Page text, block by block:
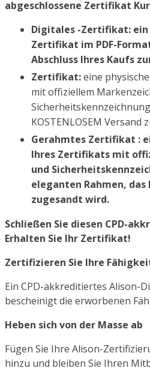
abgeschlossene Zertifikat
Digitales -Zertifikat:
Zertifikat im PDF-
Abschluss Ihres Kaufs
Zertifikat:eine
mit offiziellem
KOSTENLOSEM Versand
Gerahmtes Zertifikat :
Ihres Zertifikats mit
und
eleganten Rahmen, das
zugesandt wird.
Schließen Sie diesen CPD-
Erhalten Sie Ihr Zertifikat!
Zertifizieren Sie Ihre
Ein CPD-akkreditiertes Alison-
bescheinigt die erworbenen
Heben sich von der Masse ab
Fügen Sie Ihre Alison-
hinzu und bleiben Sie Ihren